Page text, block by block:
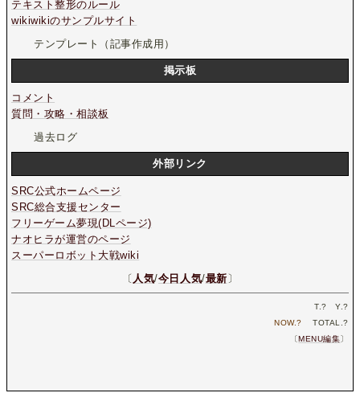
テキスト整形のルール
wikiwikiのサンプルサイト
テンプレート（記事作成用）
掲示板
コメント
質問・攻略・相談板
過去ログ
外部リンク
SRC公式ホームページ
SRC総合支援センター
フリーゲーム夢現(DLページ)
ナオヒラが運営のページ
スーパーロボット大戦wiki
〔 人気/今日人気/最新 〕
T.? Y.?
NOW.? TOTAL.?
〔 MENU編集〕